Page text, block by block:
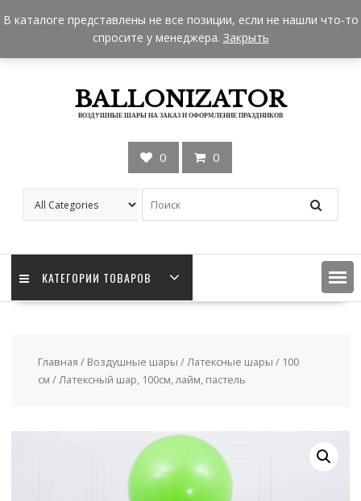
to
+7 962 957-18-50
zakaz@ballonizator.ru
Мы в Москве
Часы работы: 9:00 - 22:00
BALLONIZATOR
ВОЗДУШНЫЕ ШАРЫ НА ЗАКАЗ И ОФОРМЛЕНИЕ ПРАЗДНИКОВ
0 0
КАТЕГОРИИ ТОВАРОВ
Главная / Воздушные шары /Латексные шары / 100
см / Латексный шар, 100см, лайм, пастель
В каталоге представлены не все позиции, если не нашли что-то
спросите у менеджера. Закрыть